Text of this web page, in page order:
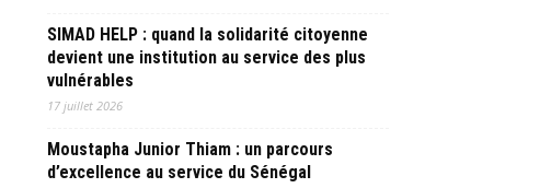
SIMAD HELP : quand la solidarité citoyenne
devient une institution au service des plus
vulnérables
17 juillet 2026
Moustapha Junior Thiam : un parcours
d’excellence au service du Sénégal